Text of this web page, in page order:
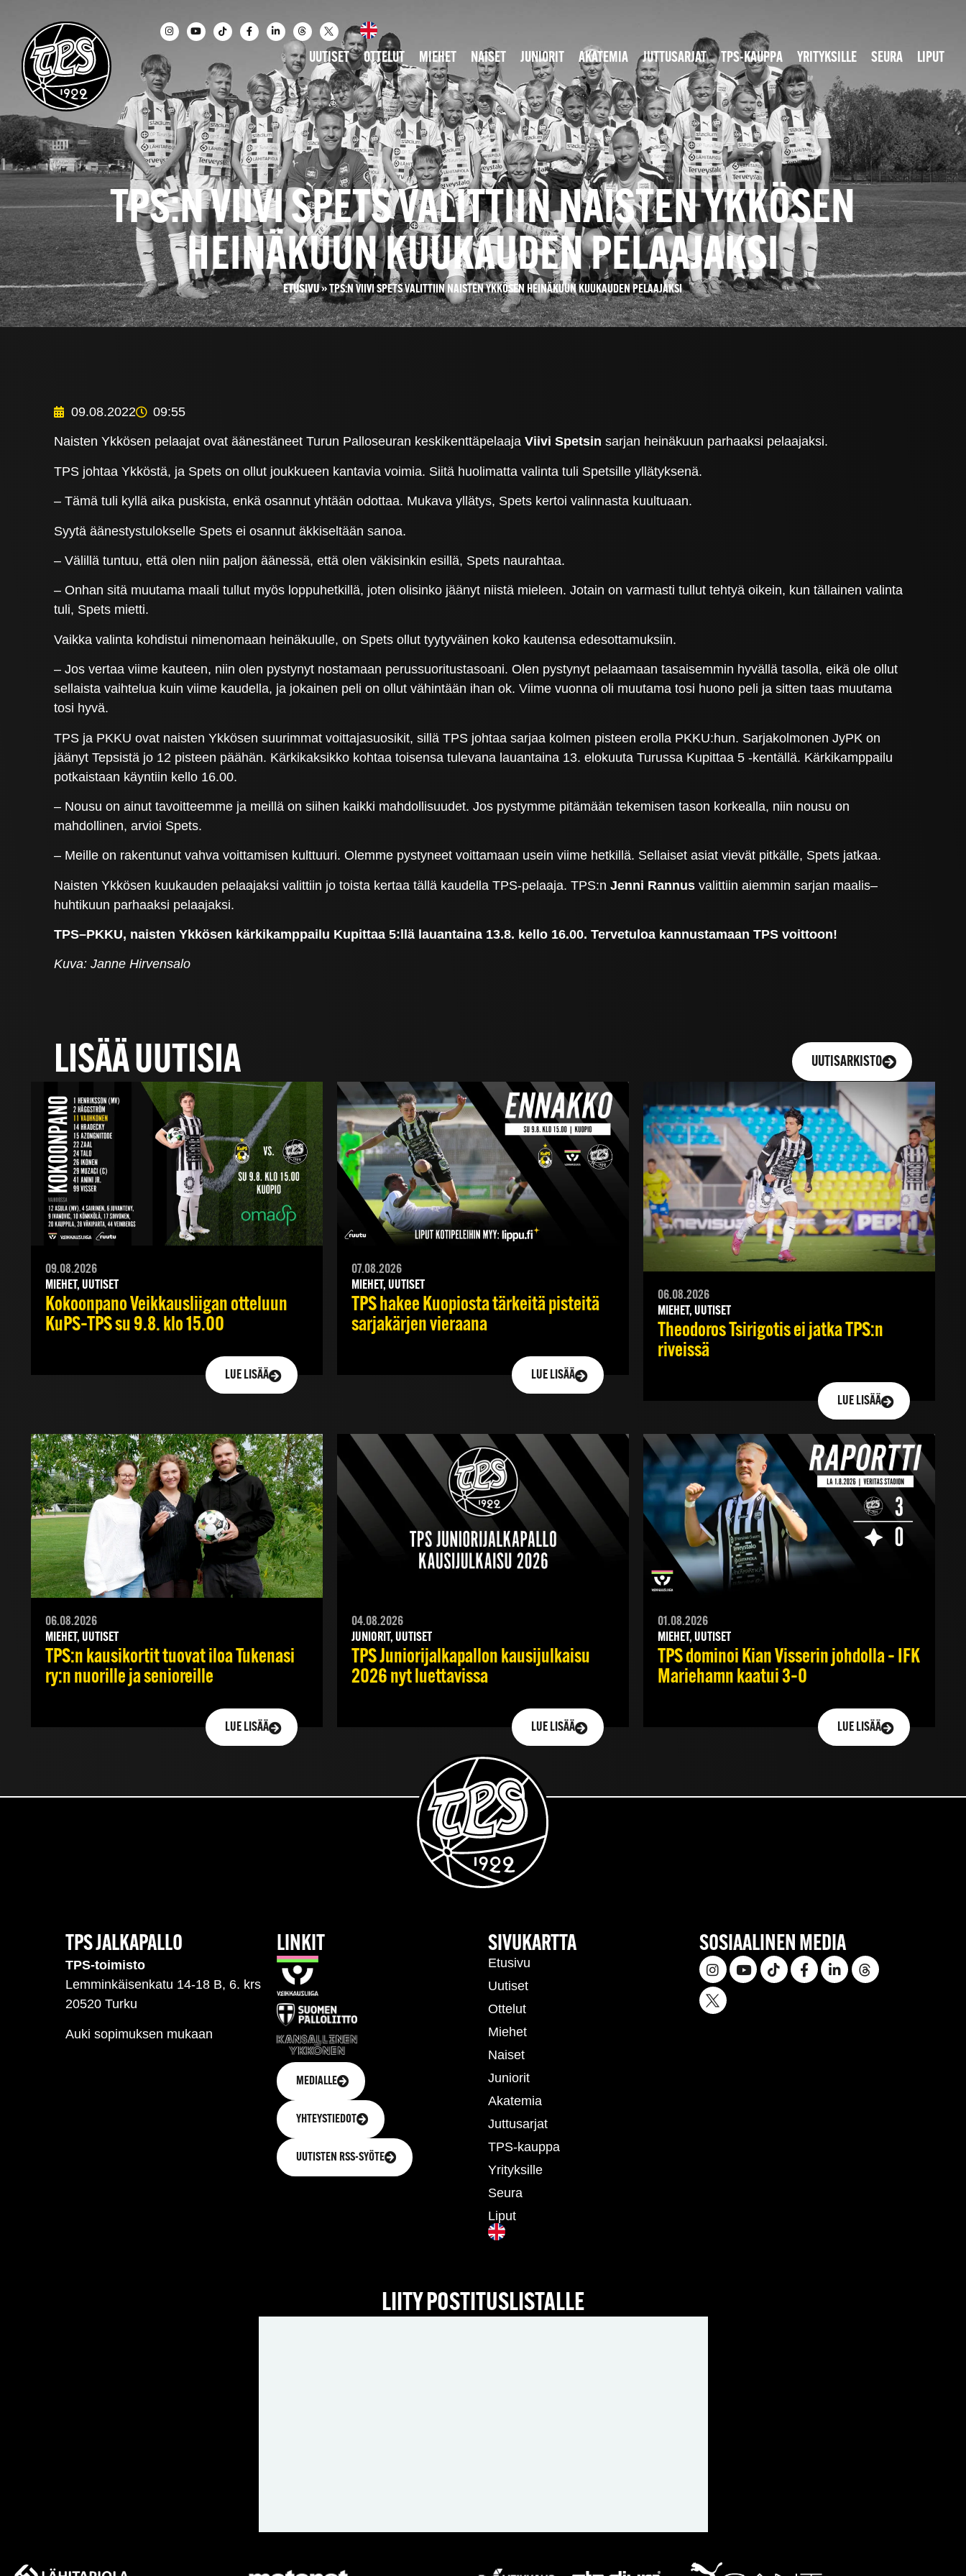
UUTISET OTTELUT MIEHET NAISET JUNIORIT AKATEMIA JUTTUSARJAT TPS-KAUPPA YRITYKSILLE SEURA LIPUT
TPS:N VIIVI SPETS VALITTIIN NAISTEN YKKÖSEN
HEINÄKUUN KUUKAUDEN PELAAJAKSI
ETUSIVU»TPS:N VIIVI SPETS VALITTIIN NAISTEN YKKÖSEN HEINÄKUUN KUUKAUDEN PELAAJAKSI
09.08.2022 09:55
Naisten Ykkösen pelaajat ovat äänestäneet Turun Palloseuran keskikenttäpelaajaViivi Spetsin sarjan heinäkuun parhaaksi pelaajaksi.
TPS johtaa Ykköstä, ja Spets on ollut joukkueen kantavia voimia. Siitä huolimatta valinta tuli Spetsille yllätyksenä.
– Tämä tuli kyllä aika puskista, enkä osannut yhtään odottaa. Mukava yllätys, Spets kertoi valinnasta kuultuaan.
Syytä äänestystulokselle Spets ei osannut äkkiseltään sanoa.
– Välillä tuntuu, että olen niin paljon äänessä, että olen väkisinkin esillä, Spets naurahtaa.
– Onhan sitä muutama maali tullut myös loppuhetkillä, joten olisinko jäänyt niistä mieleen. Jotain on varmasti tullut tehtyä oikein, kun tällainen valinta
tuli, Spets mietti.
Vaikka valinta kohdistui nimenomaan heinäkuulle, on Spets ollut tyytyväinen koko kautensa edesottamuksiin.
– Jos vertaa viime kauteen, niin olen pystynyt nostamaan perussuoritustasoani. Olen pystynyt pelaamaan tasaisemmin hyvällä tasolla, eikä ole ollut
sellaista vaihtelua kuin viime kaudella, ja jokainen peli on ollut vähintään ihan ok. Viime vuonna oli muutama tosi huono peli ja sitten taas muutama
tosi hyvä.
TPS ja PKKU ovat naisten Ykkösen suurimmat voittajasuosikit, sillä TPS johtaa sarjaa kolmen pisteen erolla PKKU:hun. Sarjakolmonen JyPK on
jäänyt Tepsistä jo 12 pisteen päähän. Kärkikaksikko kohtaa toisensa tulevana lauantaina 13. elokuuta Turussa Kupittaa 5 -kentällä. Kärkikamppailu
potkaistaan käyntiin kello 16.00.
– Nousu on ainut tavoitteemme ja meillä on siihen kaikki mahdollisuudet. Jos pystymme pitämään tekemisen tason korkealla, niin nousu on
mahdollinen, arvioi Spets.
– Meille on rakentunut vahva voittamisen kulttuuri. Olemme pystyneet voittamaan usein viime hetkillä. Sellaiset asiat vievät pitkälle, Spets jatkaa.
Naisten Ykkösen kuukauden pelaajaksi valittiin jo toista kertaa tällä kaudella TPS-pelaaja. TPS:nJenni Rannusvalittiin aiemmin sarjan maalis–
huhtikuun parhaaksi pelaajaksi.
TPS–PKKU, naisten Ykkösen kärkikamppailu Kupittaa 5:llä lauantaina 13.8. kello 16.00. Tervetuloa kannustamaan TPS voittoon!
Kuva: Janne Hirvensalo
LISÄÄ UUTISIA UUTISARKISTO
09.08.2026
MIEHET, UUTISET
Kokoonpano Veikkausliigan otteluun
KuPS–TPS su 9.8. klo 15.00
LUE LISÄÄ
07.08.2026
MIEHET, UUTISET
TPS hakee Kuopiosta tärkeitä pisteitä
sarjakärjen vieraana
LUE LISÄÄ
06.08.2026
MIEHET, UUTISET
Theodoros Tsirigotis ei jatka TPS:n
riveissä
LUE LISÄÄ
06.08.2026
MIEHET, UUTISET
TPS:n kausikortit tuovat iloa Tukenasi
ry:n nuorille ja senioreille
LUE LISÄÄ
04.08.2026
JUNIORIT, UUTISET
TPS Juniorijalkapallon kausijulkaisu
2026 nyt luettavissa
LUE LISÄÄ
01.08.2026
MIEHET, UUTISET
TPS dominoi Kian Visserin johdolla – IFK
Mariehamn kaatui 3–0
LUE LISÄÄ
TPS JALKAPALLO
TPS-toimisto
Lemminkäisenkatu 14-18 B, 6. krs
20520 Turku
Auki sopimuksen mukaan
LINKIT
MEDIALLE
YHTEYSTIEDOT
UUTISTEN RSS-SYÖTE
SIVUKARTTA
Etusivu
Uutiset
Ottelut
Miehet
Naiset
Juniorit
Akatemia
Juttusarjat
TPS-kauppa
Yrityksille
Seura
Liput
SOSIAALINEN MEDIA
LIITY POSTITUSLISTALLE